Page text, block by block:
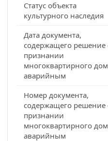
Статус объекта
культурного наследия
Дата документа,
содержащего решение
признании
многоквартирного
аварийным
Номер документа,
содержащего решение
признании
многоквартирного
аварийным